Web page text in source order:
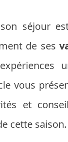
séjour
de ses
vous
et
cette saison.